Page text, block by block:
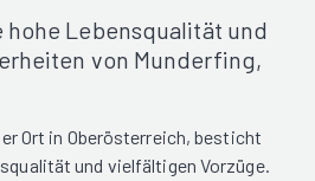
Lebensqualität und
von Munderfing,
Ort in Oberösterreich, besticht
und vielfältigen Vorzüge.